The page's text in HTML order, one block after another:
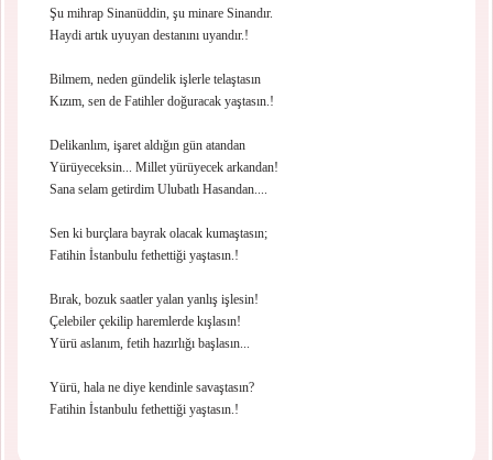
Şu mihrap Sinanüddin, şu minare Sinandır.
Haydi artık uyuyan destanını uyandır.!
Bilmem, neden gündelik işlerle telaştasın
Kızım, sen de Fatihler doğuracak yaştasın.!
Delikanlım, işaret aldığın gün atandan
Yürüyeceksin... Millet yürüyecek arkandan!
Sana selam getirdim Ulubatlı Hasandan....
Sen ki burçlara bayrak olacak kumaştasın;
Fatihin İstanbulu fethettiği yaştasın.!
Bırak, bozuk saatler yalan yanlış işlesin!
Çelebiler çekilip haremlerde kışlasın!
Yürü aslanım, fetih hazırlığı başlasın...
Yürü, hala ne diye kendinle savaştasın?
Fatihin İstanbulu fethettiği yaştasın.!